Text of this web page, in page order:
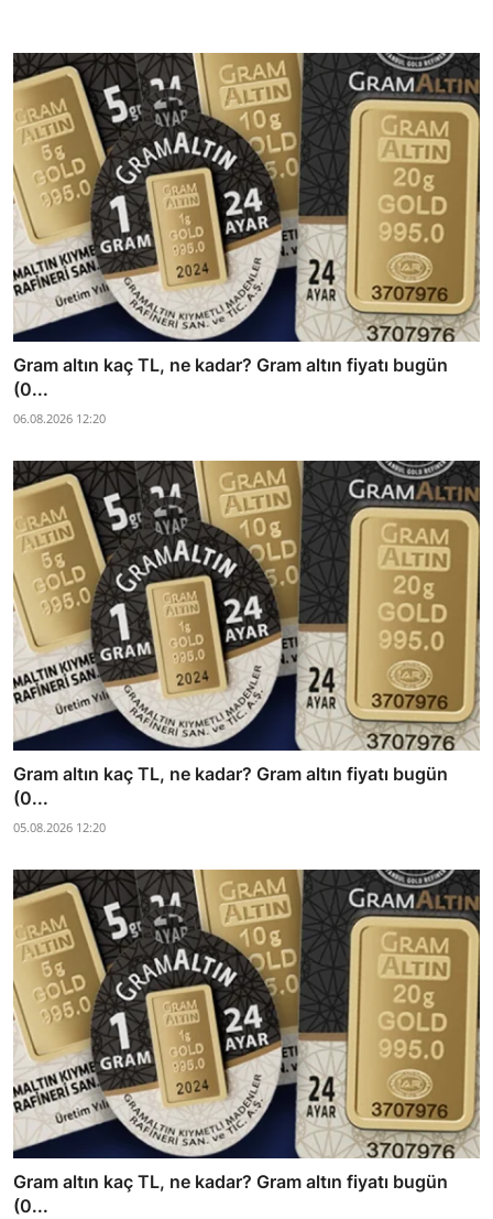
Gram altın kaç TL, ne kadar? Gram altın fiyatı bugün
(0...
06.08.2026 12:20
Gram altın kaç TL, ne kadar? Gram altın fiyatı bugün
(0...
05.08.2026 12:20
Gram altın kaç TL, ne kadar? Gram altın fiyatı bugün
(0...